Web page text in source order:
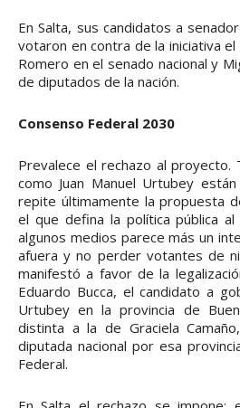
En Salta, sus candidatos a
votaron en contra de la iniciativa el
Romero en el senado nacional y
de diputados de la nación.
Consenso Federal 2030
Prevalece el rechazo al proyecto.
como Juan Manuel Urtubey
repite últimamente la propuesta
el que defina la política pública
algunos medios parece más un
afuera y no perder votantes de
manifestó a favor de la
Eduardo Bucca, el candidato a
Urtubey en la provincia de
distinta a la de Graciela
diputada nacional por esa
Federal.